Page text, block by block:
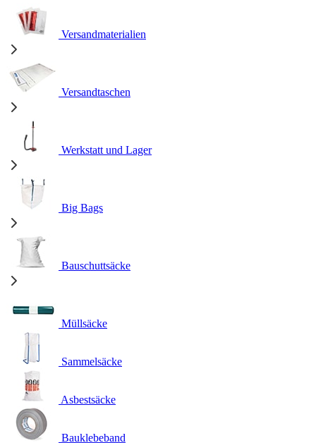
Versandmaterialien
Versandtaschen
Werkstatt und Lager
Big Bags
Bauschuttsäcke
Müllsäcke
Sammelsäcke
Asbestsäcke
Bauklebeband